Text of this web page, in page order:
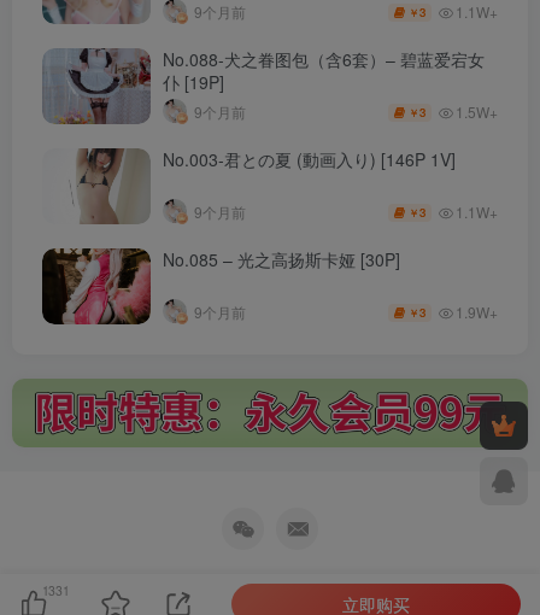
9个月前 ￥3 1.1W+
No.088-犬之眷图包（含6套）– 碧蓝爱宕女
仆 [19P]
9个月前 ￥3 1.5W+
No.003-君との夏 (動画入り) [146P 1V]
9个月前 ￥3 1.1W+
No.085 – 光之高扬斯卡娅 [30P]
9个月前 ￥3 1.9W+
1331
立即购买